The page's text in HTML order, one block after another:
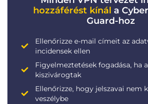
hozzáférést kínál a
Guard-hoz
Ellenőrizze e-mail címeit az
incidensek ellen
Figyelmeztetések fogadása, ha
kiszivárogtak
Ellenőrizze, hogy jelszavai nem
veszélybe